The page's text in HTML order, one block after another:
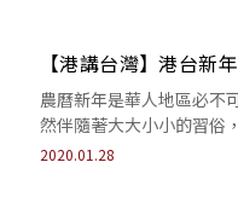
【港講台灣】港台新
農曆新年是華人地區必不
然伴隨著大大小小的習俗
新年習慣與禁忌都很不一
2020.01.28